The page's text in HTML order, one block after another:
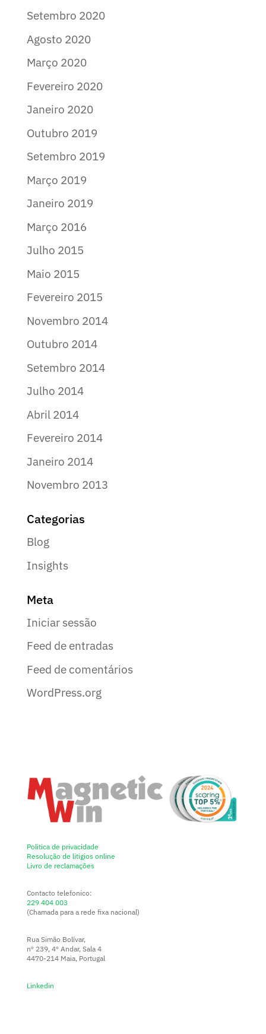
Setembro 2020
Agosto 2020
Março 2020
Fevereiro 2020
Janeiro 2020
Outubro 2019
Setembro 2019
Março 2019
Janeiro 2019
Março 2016
Julho 2015
Maio 2015
Fevereiro 2015
Novembro 2014
Outubro 2014
Setembro 2014
Julho 2014
Abril 2014
Fevereiro 2014
Janeiro 2014
Novembro 2013
Categorias
Blog
Insights
Meta
Iniciar sessão
Feed de entradas
Feed de comentários
WordPress.org
Politica de privacidade
Resolução de litigios online
Livro de reclamações
Contacto telefonico:
229 404 003
(Chamada para a rede fixa nacional)
Rua Simão Bolívar,
nº 239, 4º Andar, Sala 4
4470-214 Maia, Portugal
Linkedin